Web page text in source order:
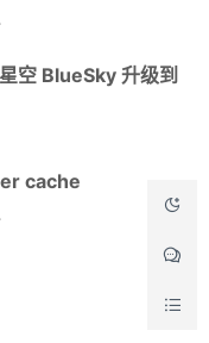
空 BlueSky 升级到
cache